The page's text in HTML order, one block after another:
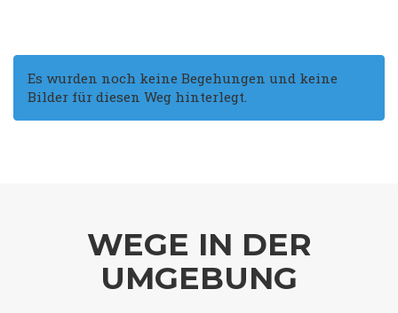
Es wurden noch keine Begehungen und keine
Bilder für diesen Weg hinterlegt.
WEGE IN DER
UMGEBUNG